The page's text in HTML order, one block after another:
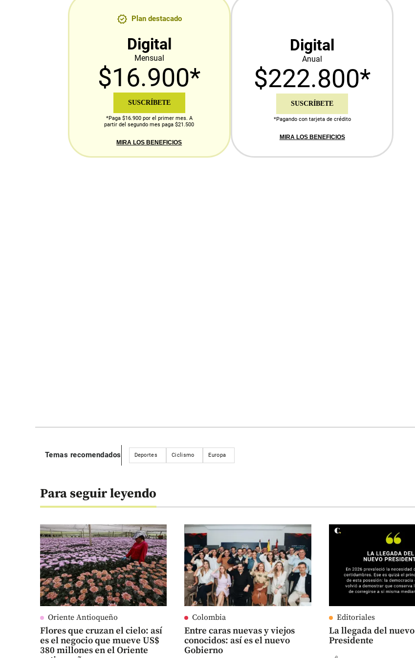
Plan destacado
Digital
Mensual
$16.900*
SUSCRÍBETE
*Paga $16.900 por el primer mes. A
partir del segundo mes paga $21.500
MIRA LOS BENEFICIOS
Digital
Anual
$222.800*
SUSCRÍBETE
*Pagando con tarjeta de crédito
MIRA LOS BENEFICIOS
Temas recomendados Deportes Ciclismo Europa
Para seguir leyendo
Oriente Antioqueño
Flores que cruzan el cielo: así
es el negocio que mueve US$
380 millones en el Oriente
Colombia
Entre caras nuevas y viejos
conocidos: así es el nuevo
Gobierno
Editoriales
La llegada del nuevo
Presidente